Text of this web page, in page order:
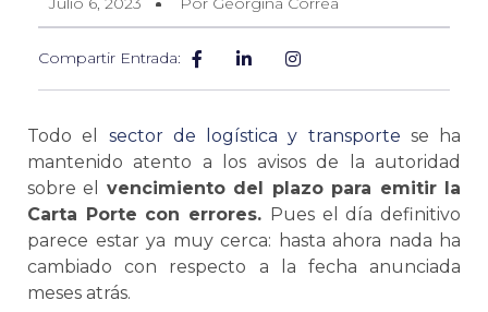
Compartir Entrada:
Todo el sector de logística y transporte se ha
mantenido atento a los avisos de la autoridad
sobre el vencimiento del plazo para emitir la
Carta Porte con errores. Pues el día definitivo
parece estar ya muy cerca: hasta ahora nada ha
cambiado con respecto a la fecha anunciada
meses atrás.